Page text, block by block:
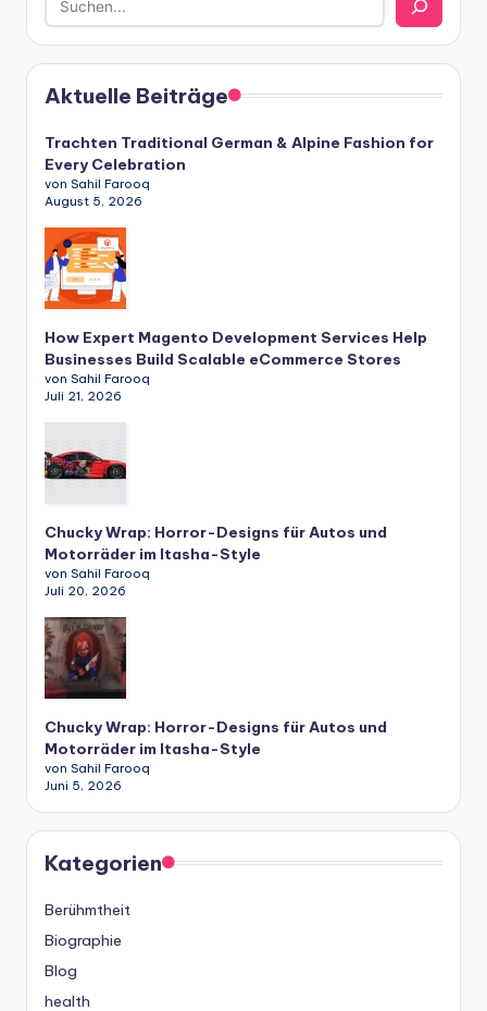
Aktuelle Beiträge
Trachten Traditional German & Alpine Fashion for
Every Celebration
von Sahil Farooq
August 5, 2026
How Expert Magento Development Services Help
Businesses Build Scalable eCommerce Stores
von Sahil Farooq
Juli 21, 2026
Chucky Wrap: Horror-Designs für Autos und
Motorräder im Itasha-Style
von Sahil Farooq
Juli 20, 2026
Chucky Wrap: Horror-Designs für Autos und
Motorräder im Itasha-Style
von Sahil Farooq
Juni 5, 2026
Kategorien
Berühmtheit
Biographie
Blog
health